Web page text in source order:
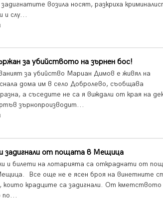
возила носят, разкриха
и слу...
за убийството на зърнен бос!
за убийство Мариан Димов е живял на
дома им в село Добролево, съобщава
а съседите не са я виждали от края на
зърнопроизводит...
задигнали от пощата в Мещица
и билети на лотарията са откраднати от
Все още не е ясен броя на винетните
които крадците са задигнали. От кметството
по...